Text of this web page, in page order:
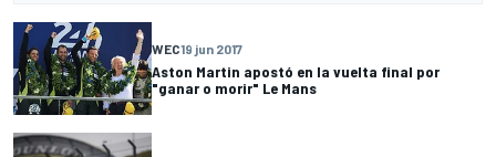
WEC19 jun 2017
Aston Martin apostó en la vuelta final por
"ganar o morir" Le Mans